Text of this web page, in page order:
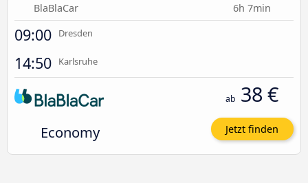
BlaBlaCar 6h 7min
09:00 Dresden
14:50 Karlsruhe
Economy
ab 38 €
Jetzt finden